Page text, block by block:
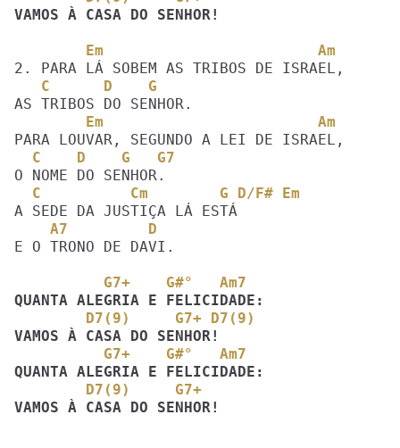
VAMOS À CASA DO SENHOR!
        Em                        Am
   C      D    G
        Em                        Am
  C    D    G   G7
  C          Cm        G D/F# Em
    A7         D
E O TRONO DE DAVI.
          G7+    G#°   Am7
        D7(9)     G7+ D7(9)
          G7+    G#°   Am7
        D7(9)     G7+
VAMOS À CASA DO SENHOR!